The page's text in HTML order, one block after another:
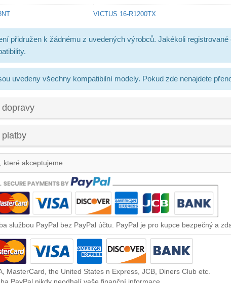
VICTUS 16-R1200TX
přidružen k žádnému z uvedených výrobců. Jakékoli
uvedeny všechny kompatibilní modely. Pokud zde nenajdete
které akceptujeme
službou PayPal bez PayPal účtu. PayPal je pro kupce bezpečný a
MasterCard, the United States n Express, JCB, Diners Club etc.
PayPal nikdy neodhalí vaše finanční informace.